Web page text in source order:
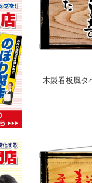
木製看板風タ